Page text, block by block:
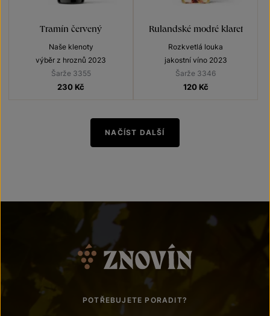
Tramín červený
Naše klenoty
výběr z hroznů 2023
Šarže 3355
230 Kč
Rulandské modré klaret
Rozkvetlá louka
jakostní víno 2023
Šarže 3346
120 Kč
NAČÍST DALŠÍ
POTŘEBUJETE PORADIT?